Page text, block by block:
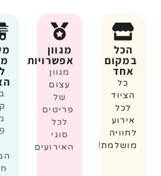
הכל
במקום
אחד
כל
הציוד
לכל
אירוע
לחוויה
מושלמת!
מגוון
אפשרויות
מגוון
עצום
של
פריטים
לכל
סוגי
האירועים